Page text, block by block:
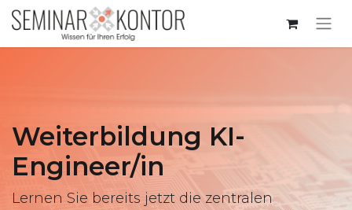
Weiterbildung KI-
Engineer/in
Lernen Sie bereits jetzt die zentralen